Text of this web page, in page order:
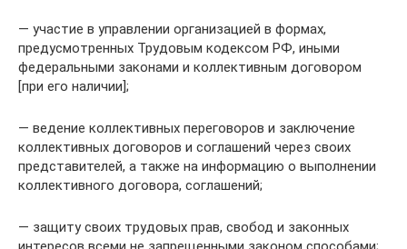
— участие в управлении организацией в формах,
предусмотренных Трудовым кодексом РФ, иными
федеральными законами и коллективным договором
[при его наличии];
— ведение коллективных переговоров и заключение
коллективных договоров и соглашений через своих
представителей, а также на информацию о выполнении
коллективного договора, соглашений;
— защиту своих трудовых прав, свобод и законных